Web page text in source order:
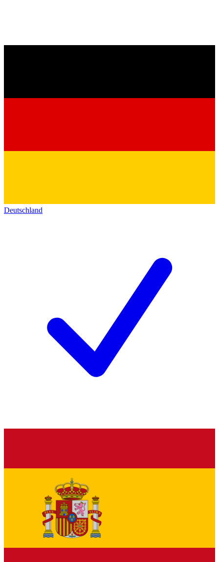
Deutschland